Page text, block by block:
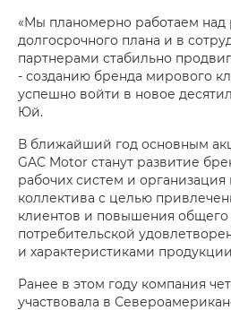
«Мы планомерно работаем над
долгосрочного плана и в
партнерами стабильно
- созданию бренда мирового
успешно войти в новое
Юй.
В ближайший год основным
GAC Motor станут развитие
рабочих систем и
коллектива с целью
клиентов и повышения общего
потребительской
и характеристиками
Ранее в этом году компания
участвовала в